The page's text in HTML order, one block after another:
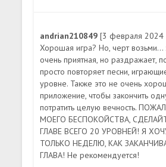
andrian210849[3 февраля 2024
Хорошая игра? Но, черт возьми...
очень приятная, но раздражает,
просто повторяет песни,
уровне. Также это не очень
приложение, чтобы закончить
потратить целую вечность.
МОЕГО БЕСПОКОЙСТВА,
ГЛАВЕ ВСЕГО 20 УРОВНЕЙ! Я
ТОЛЬКО НЕДЕЛЮ, КАК
ГЛАВА! Не рекомендуется!